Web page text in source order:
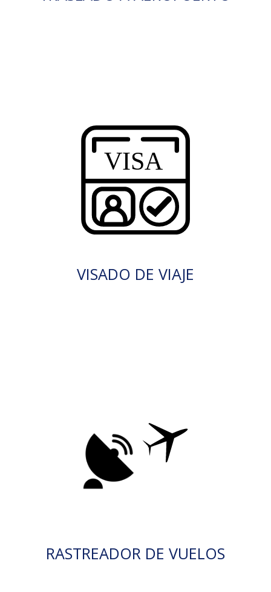
VISADO DE VIAJE
RASTREADOR DE VUELOS